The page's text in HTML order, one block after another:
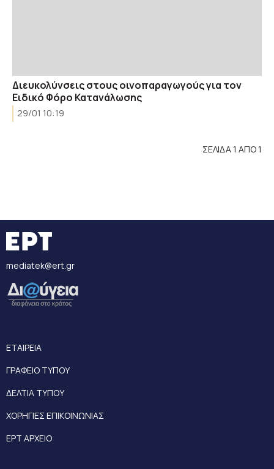
Διευκολύνσεις στους οινοπαραγωγούς για τον
Ειδικό Φόρο Κατανάλωσης
29/01 10:19
ΣΕΛΙΔΑ 1 ΑΠΟ 1
mediatek@ert.gr
ΕΤΑΙΡΕΙΑ
ΓΡΑΦΕΙΟ ΤΥΠΟΥ
ΔΕΛΤΙΑ ΤΥΠΟΥ
ΧΟΡΗΓΙΕΣ ΕΠΙΚΟΙΝΩΝΙΑΣ
ΕΡΤ ΑΡΧΕΙΟ